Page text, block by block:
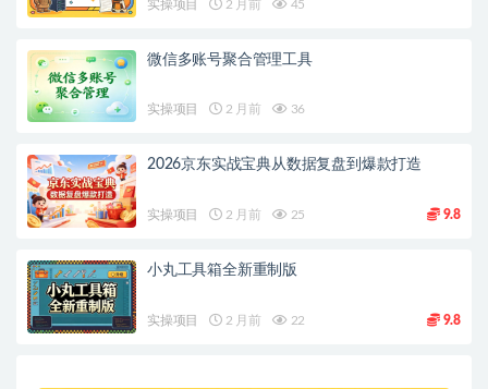
实操项目 2 月前 45
微信多账号聚合管理工具
实操项目 2 月前 36
2026京东实战宝典从数据复盘到爆款打造
实操项目 2 月前 25 9.8
小丸工具箱全新重制版
实操项目 2 月前 22 9.8